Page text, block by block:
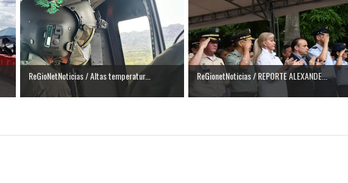
ReGioNetNoticias / Altas temperatur... ReGionetNoticias / REPORTE ALEXANDE...